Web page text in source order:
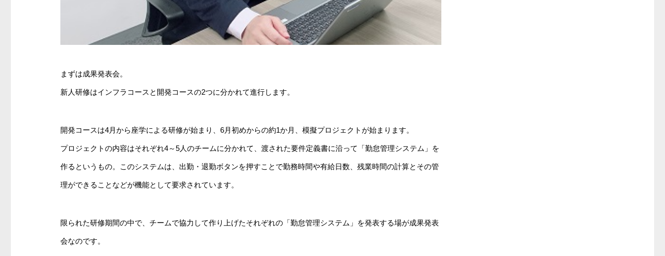
まずは成果発表会。
新人研修はインフラコースと開発コースの2つに分かれて進行します。
開発コースは4月から座学による研修が始まり、6月初めからの約1か月、模擬プロジェクトが始まります。
プロジェクトの内容はそれぞれ4～5人のチームに分かれて、渡された要件定義書に沿って「勤怠管理システム」を
作るというもの。このシステムは、出勤・退勤ボタンを押すことで勤務時間や有給日数、残業時間の計算とその管
理ができることなどが機能として要求されています。
限られた研修期間の中で、チームで協力して作り上げたそれぞれの「勤怠管理システム」を発表する場が成果発表
会なのです。